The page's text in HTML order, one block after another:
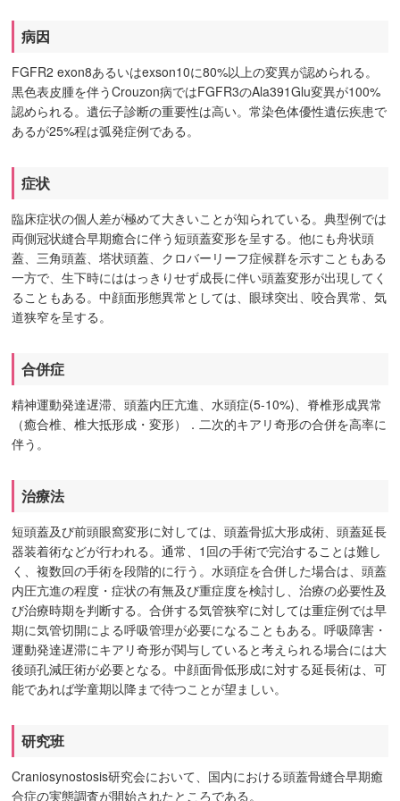
病因
FGFR2 exon8あるいはexson10に80%以上の変異が認められる。
黒色表皮腫を伴うCrouzon病ではFGFR3のAla391Glu変異が100%
認められる。遺伝子診断の重要性は高い。常染色体優性遺伝疾患で
あるが25%程は弧発症例である。
症状
臨床症状の個人差が極めて大きいことが知られている。典型例では
両側冠状縫合早期癒合に伴う短頭蓋変形を呈する。他にも舟状頭
蓋、三角頭蓋、塔状頭蓋、クロバーリーフ症候群を示すこともある
一方で、生下時にははっきりせず成長に伴い頭蓋変形が出現してく
ることもある。中顔面形態異常としては、眼球突出、咬合異常、気
道狭窄を呈する。
合併症
精神運動発達遅滞、頭蓋内圧亢進、水頭症(5-10%)、脊椎形成異常
（癒合椎、椎大抵形成・変形）．二次的キアリ奇形の合併を高率に
伴う。
治療法
短頭蓋及び前頭眼窩変形に対しては、頭蓋骨拡大形成術、頭蓋延長
器装着術などが行われる。通常、1回の手術で完治することは難し
く、複数回の手術を段階的に行う。水頭症を合併した場合は、頭蓋
内圧亢進の程度・症状の有無及び重症度を検討し、治療の必要性及
び治療時期を判断する。合併する気管狭窄に対しては重症例では早
期に気管切開による呼吸管理が必要になることもある。呼吸障害・
運動発達遅滞にキアリ奇形が関与していると考えられる場合には大
後頭孔減圧術が必要となる。中顔面骨低形成に対する延長術は、可
能であれば学童期以降まで待つことが望ましい。
研究班
Craniosynostosis研究会において、国内における頭蓋骨縫合早期癒
合症の実態調査が開始されたところである。